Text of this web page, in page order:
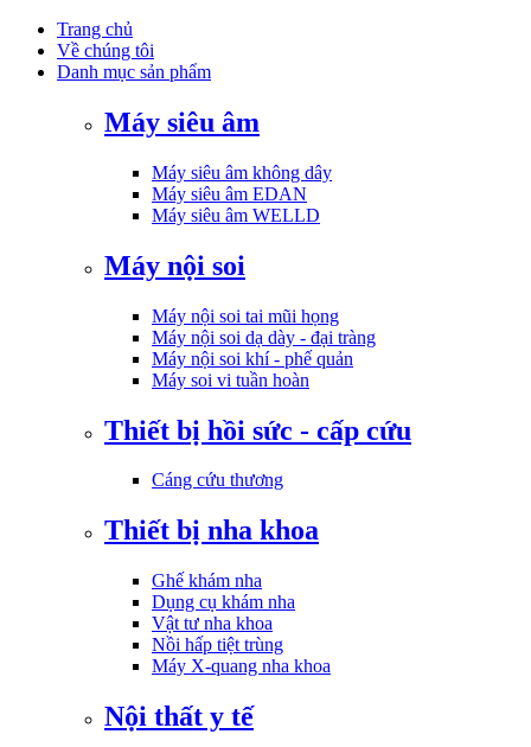
Trang chủ
Về chúng tôi
Danh mục sản phẩm
Máy siêu âm
Máy siêu âm không dây
Máy siêu âm EDAN
Máy siêu âm WELLD
Máy nội soi
Máy nội soi tai mũi họng
Máy nội soi dạ dày - đại tràng
Máy nội soi khí - phế quản
Máy soi vi tuần hoàn
Thiết bị hồi sức - cấp cứu
Cáng cứu thương
Thiết bị nha khoa
Ghế khám nha
Dụng cụ khám nha
Vật tư nha khoa
Nồi hấp tiệt trùng
Máy X-quang nha khoa
Nội thất y tế